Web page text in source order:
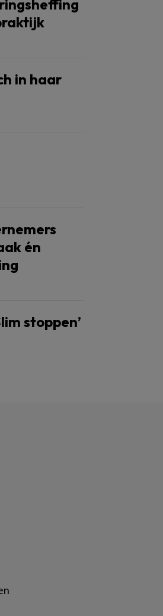
in haar
én
stoppen’